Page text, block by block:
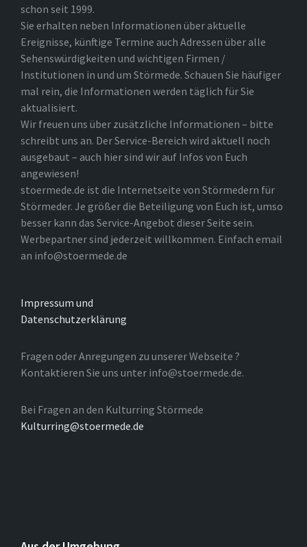
schon seit 1999.
Sie erhalten neben Informationen über aktuelle
Ereignisse, künftige Termine auch Adressen über alle
Sehenswürdigkeiten und wichtigen Firmen /
Institutionen in und um Störmede. Schauen Sie häufiger
mal rein, die Informationen werden täglich für Sie
aktualisiert.
Wir freuen uns über zusätzliche Informationen – bitte
schreibt uns an. Der Service-Bereich wird aktuell noch
ausgebaut – auch hier sind wir auf Infos von Euch
angewiesen!
stoermede.de ist die Internetseite von Störmedern für
Störmeder. Je größer die Beteiligung von Euch ist, umso
besser kann das Service-Angebot dieser Seite sein.
Werbepartner sind jederzeit willkommen. Einfach email
an info@stoermede.de
Impressum und
Datenschutzerklärung
Fragen oder Anregungen zu unserer Webseite ?
Kontaktieren Sie uns unter info@stoermede.de.
Bei Fragen an den Kulturring Störmede
Kulturring@stoermede.de